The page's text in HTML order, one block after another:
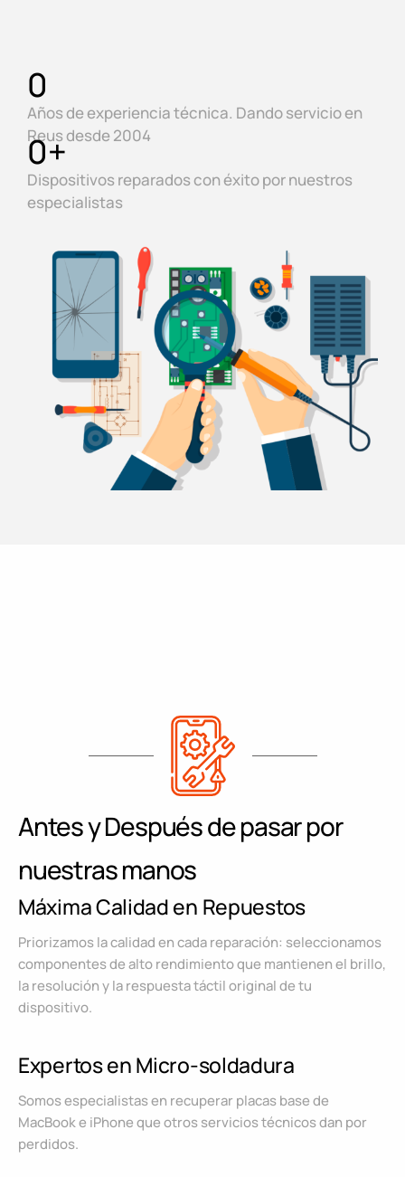
Años de experiencia técnica. Dando servicio en
Reus desde 2004
0
Dispositivos reparados con éxito por nuestros
especialistas
0+
Antes y Después de pasar por
nuestras manos
Máxima Calidad en Repuestos
Priorizamos la calidad en cada reparación: seleccionamos
componentes de alto rendimiento que mantienen el brillo,
la resolución y la respuesta táctil original de tu
dispositivo.
Expertos en Micro-soldadura
Somos especialistas en recuperar placas base de
MacBook e iPhone que otros servicios técnicos dan por
perdidos.